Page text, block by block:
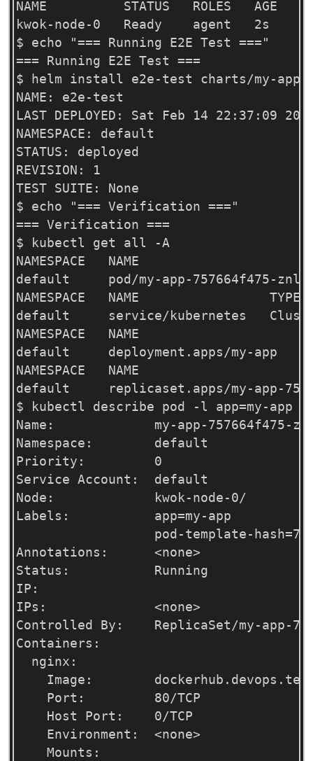
NAME          STATUS   ROLES   AGE
kwok-node-0   Ready    agent   2s
$ echo "=== Running E2E Test ==="
=== Running E2E Test ===
$ helm install e2e-test charts/my-
NAME: e2e-test
LAST DEPLOYED: Sat Feb 14 22:37:09
NAMESPACE: default
STATUS: deployed
REVISION: 1
TEST SUITE: None
$ echo "=== Verification ==="
=== Verification ===
$ kubectl get all -A
NAMESPACE   NAME
default     pod/my-app-757664f475-
NAMESPACE   NAME                 TYPE
default     service/kubernetes
NAMESPACE   NAME
default     deployment.apps/my-
NAMESPACE   NAME
default     replicaset.apps/my-
$ kubectl describe pod -l app=my-app
Name:             my-app-757664f475-
Namespace:        default
Priority:         0
Service Account:  default
Node:             kwok-node-0/
Labels:           app=my-app
pod-template-
Annotations:      <none>
Status:           Running
IP:
IPs:              <none>
Controlled By:    ReplicaSet/my-app-
Containers:
  nginx:
Image:
    Port:         80/TCP
    Host Port:    0/TCP
    Environment:  <none>
    Mounts: